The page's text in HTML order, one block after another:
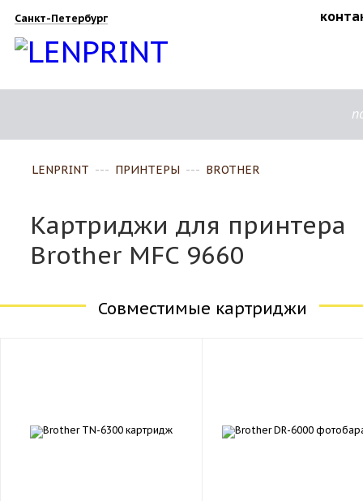
Санкт-Петербург
LENPRINT --- ПРИНТЕРЫ --- BROTHER
Картриджи для принтера
Brother MFC 9660
Совместимые картриджи